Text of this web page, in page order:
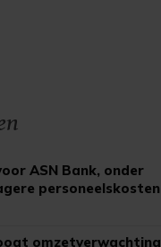
ASN Bank, onder
personeelskosten
omzetverwachting